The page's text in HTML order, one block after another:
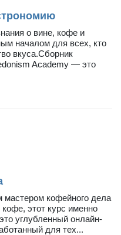
о вине, кофе и
началом для всех, кто
вкуса.Сборник
Academy — это
мастером кофейного дела
этот курс именно
углубленный онлайн-
для тех...